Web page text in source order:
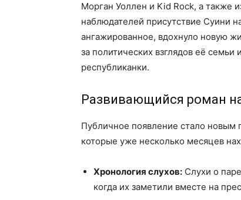
Морган Уоллен и Kid Rock, а также
наблюдателей присутствие Суини
ангажированное, вдохнуло новую
за политических взглядов её семьи
республиканки.
Развивающийся роман
Публичное появление стало
которые уже несколько месяцев
Хронология слухов: Слухи о
когда их заметили вместе на